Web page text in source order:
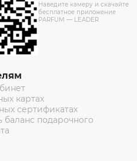
Наведите камеру и скачайте
бесплатное приложение
PARFUM — LEADER
картах
сертификатах
подарочного